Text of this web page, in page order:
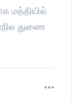
மத்தியில்
துணை